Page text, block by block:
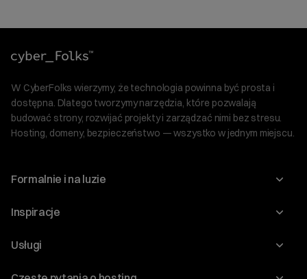
W CyberFolks wierzymy, że technologia powinna być prosta i
dostępna. Dlatego tworzymy narzędzia, które pozwalają
budować strony, rozwijać projekty i zarządzać nimi bez stresu.
Hosting, domeny, bezpieczeństwo — wszystko w jednym miejscu.
Formalnie i na luzie
O nas
Program Korzyści dla Inwestorów
Inspiracje
Blog
Usługi
Domeny